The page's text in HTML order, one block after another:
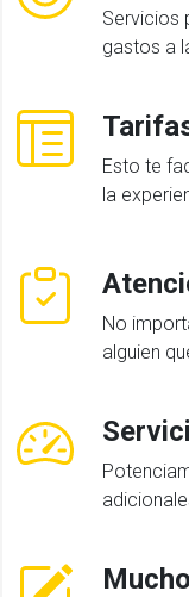
Servicios
gastos a
Esto te
la
No
alguien